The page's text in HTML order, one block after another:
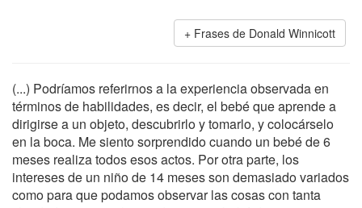
Frases de Donald Winnicott
(...) Podríamos referirnos a la experiencia observada en
términos de habilidades, es decir, el bebé que aprende a
dirigirse a un objeto, descubrirlo y tomarlo, y colocárselo
en la boca. Me siento sorprendido cuando un bebé de 6
meses realiza todos esos actos. Por otra parte, los
intereses de un niño de 14 meses son demasiado variados
como para que podamos observar las cosas con tanta